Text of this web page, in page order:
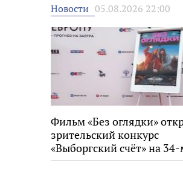
Новости 05.08.2026 22:00
Фильм «Без оглядки»
зрительский конкурс
«Выборгский счёт» на
фестивале «Окно в